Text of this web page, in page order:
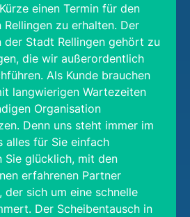
einen Termin für den
Rellingen zu erhalten. Der
der Stadt Rellingen gehört zu
die wir außerordentlich
Als Kunde brauchen
langwierigen Wartezeiten
Organisation
Denn uns steht immer im
alles für Sie einfach
Sie glücklich, mit den
erfahrenen Partner
der sich um eine schnelle
Der Scheibentausch in